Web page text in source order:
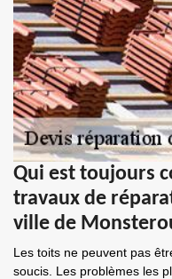
Qui est toujours
travaux de
ville de
Les toits ne peuvent pas
soucis. Les problèmes les